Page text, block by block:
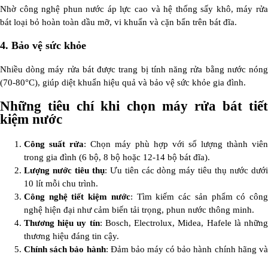
Nhờ công nghệ phun nước áp lực cao và hệ thống sấy khô, máy rửa
bát loại bỏ hoàn toàn dầu mỡ, vi khuẩn và cặn bẩn trên bát đĩa.
4. Bảo vệ sức khỏe
Nhiều dòng máy rửa bát được trang bị tính năng rửa bằng nước nóng
(70-80°C), giúp diệt khuẩn hiệu quả và bảo vệ sức khỏe gia đình.
Những tiêu chí khi chọn máy rửa bát tiết
kiệm nước
Công suất rửa: Chọn máy phù hợp với số lượng thành viên
trong gia đình (6 bộ, 8 bộ hoặc 12-14 bộ bát đĩa).
Lượng nước tiêu thụ: Ưu tiên các dòng máy tiêu thụ nước dưới
10 lít mỗi chu trình.
Công nghệ tiết kiệm nước: Tìm kiếm các sản phẩm có công
nghệ hiện đại như cảm biến tải trọng, phun nước thông minh.
Thương hiệu uy tín: Bosch, Electrolux, Midea, Hafele là những
thương hiệu đáng tin cậy.
Chính sách bảo hành: Đảm bảo máy có bảo hành chính hãng và